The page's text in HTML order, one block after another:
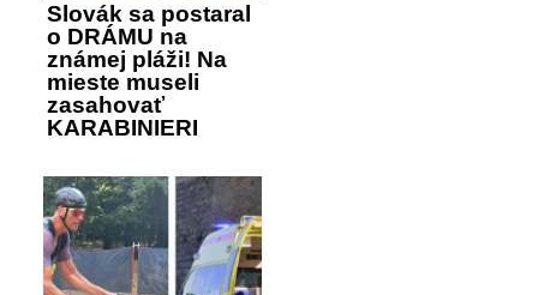
Slovák sa postaral
o DRÁMU na
známej pláži! Na
mieste museli
zasahovať
KARABINIERI